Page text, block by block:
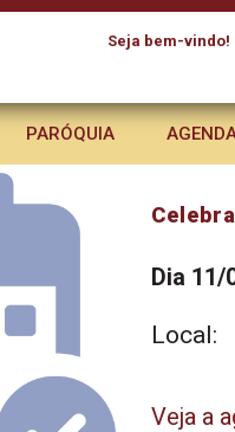
Seja bem-vindo!
PARÓQUIA
Dia 11/
Local:
Veja a